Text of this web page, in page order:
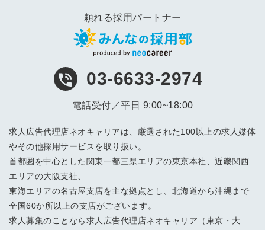
頼れる採用パートナー
03-6633-2974
電話受付／平日 9:00~18:00
求人広告代理店ネオキャリアは、厳選された100以上の求人媒体
やその他採用サービスを取り扱い。
首都圏を中心とした関東一都三県エリアの東京本社、近畿関西
エリアの大阪支社、
東海エリアの名古屋支店を主な拠点とし、北海道から沖縄まで
全国60か所以上の支店がございます。
求人募集のことなら求人広告代理店ネオキャリア（東京・大